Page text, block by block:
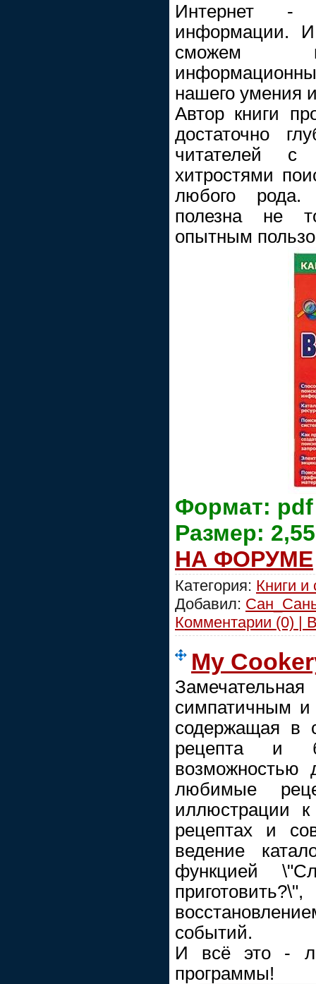
Интернет -
информации.
сможем
нашего умения
Автор книги
достаточно
читателей с
хитростями
любого рода.
полезна не
опытным
Формат: pdf
Размер:
НА ФОРУМЕ
Категория: Книги и
Добавил:
Комментарии (0) |
My
симпатичным
содержащая в
рецепта и
возможностью
любимые
иллюстрации
рецептах и
ведение
функцией
событий.
И всё это -
программы!